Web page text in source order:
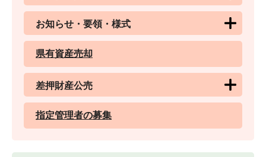
お知らせ・要領・様式
県有資産売却
差押財産公売
指定管理者の募集